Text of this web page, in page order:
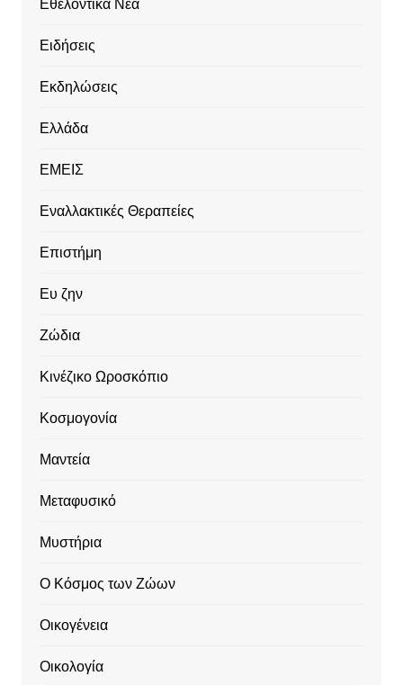
Εθελοντικά Νέα
Ειδήσεις
Εκδηλώσεις
Ελλάδα
ΕΜΕΙΣ
Εναλλακτικές Θεραπείες
Επιστήμη
Ευ ζην
Ζώδια
Κινέζικο Ωροσκόπιο
Κοσμογονία
Μαντεία
Μεταφυσικό
Μυστήρια
Ο Κόσμος των Ζώων
Οικογένεια
Οικολογία